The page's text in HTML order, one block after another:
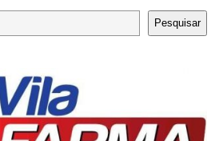
Pesquisar